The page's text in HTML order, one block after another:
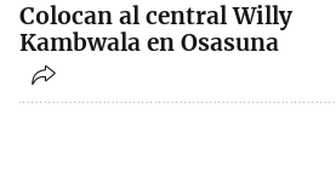
Colocan al central Willy
Kambwala en Osasuna